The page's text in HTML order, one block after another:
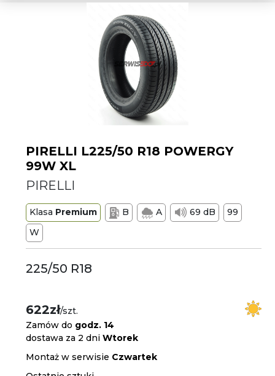
PIRELLI L225/50 R18 POWERGY
99W XL
PIRELLI
Klasa Premium B A 69 dB
99
W
225/50 R18
622zł/szt.
Zamów do godz. 14
dostawa za 2 dniWtorek
Montaż w serwisie Czwartek